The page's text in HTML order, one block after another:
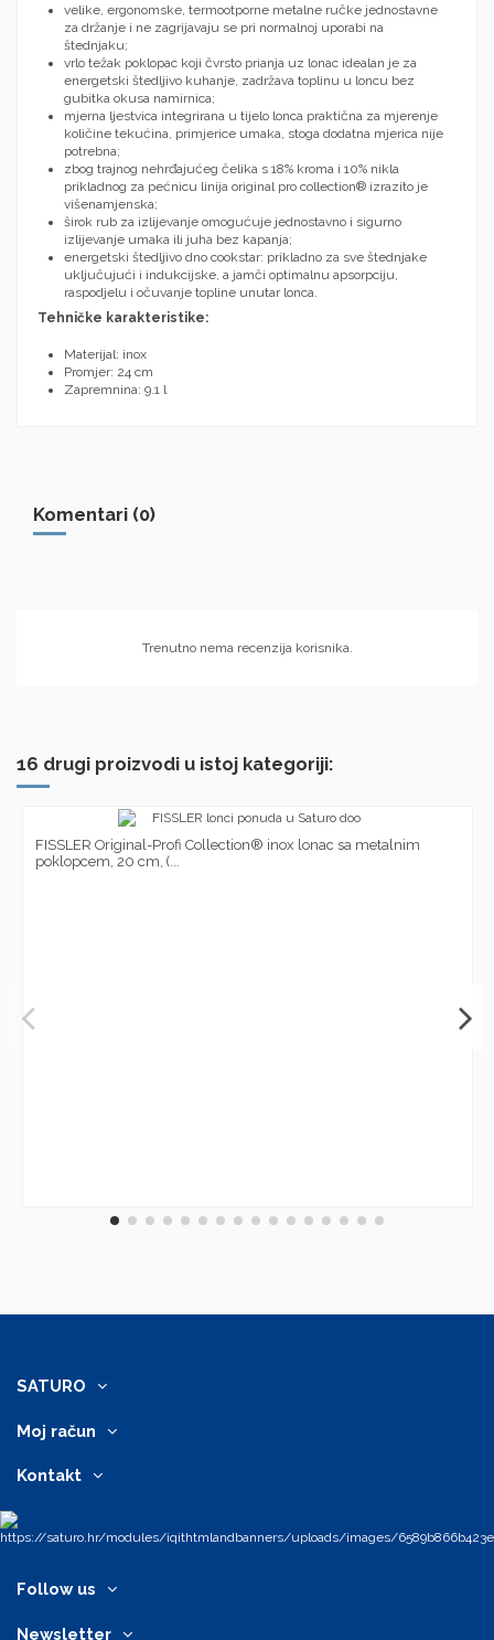
velike, ergonomske, termootporne metalne ručke jednostavne
za držanje i ne zagrijavaju se pri normalnoj uporabi na
štednjaku;
vrlo težak poklopac koji čvrsto prianja uz lonac idealan je za
energetski štedljivo kuhanje, zadržava toplinu u loncu bez
gubitka okusa namirnica;
mjerna ljestvica integrirana u tijelo lonca praktična za mjerenje
količine tekućina, primjerice umaka, stoga dodatna mjerica nije
potrebna;
zbog trajnog nehrđajućeg čelika s 18% kroma i 10% nikla
prikladnog za pećnicu linija original pro collection® izrazito je
višenamjenska;
širok rub za izlijevanje omogućuje jednostavno i sigurno
izlijevanje umaka ili juha bez kapanja;
energetski štedljivo dno cookstar: prikladno za sve štednjake
uključujući i indukcijske, a jamči optimalnu apsorpciju,
raspodjelu i očuvanje topline unutar lonca.
Tehničke karakteristike:
Materijal: inox
Promjer: 24 cm
Zapremnina: 9.1 l
Komentari (0)
Trenutno nema recenzija korisnika.
16 drugi proizvodi u istoj kategoriji:
FISSLER Original-Profi Collection® inox lonac sa metalnim
poklopcem, 20 cm, (...
SATURO
Moj račun
Kontakt
Follow us
Newsletter